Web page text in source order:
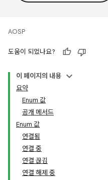
AOSP
도움이 되었나요?
이 페이지의 내용
요약
Enum 값
공개 메서드
Enum 값
연결됨
연결 중
연결 끊김
연결 해제 중